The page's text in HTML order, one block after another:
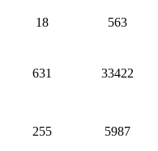
18 563
631 33422
255 5987